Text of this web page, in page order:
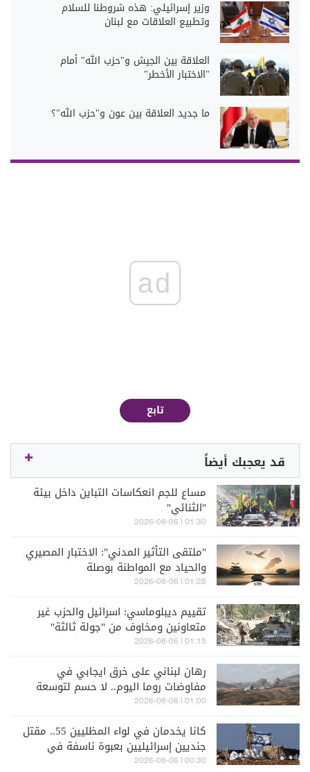
وزير إسرائيلي: هذه شروطنا للسلام
وتطبيع العلاقات مع لبنان
العلاقة بين الجيش و"حزب الله" أمام
"الاختبار الأخطر"
ما جديد العلاقة بين عون و"حزب الله"؟
ad
تابع
قد يعجبك أيضاً
مساع للجم انعكاسات التباين داخل بيئة
"الثنائي"
01:30 | 2026-08-06
"ملتقى التأثير المدني": الاختبار المصيري
والحياد مع المواطنة بوصلة
01:28 | 2026-08-06
تقييم ديبلوماسي: اسرائيل والحزب غير
متعاونين ومخاوف من "جولة ثالثة"
01:15 | 2026-08-06
رهان لبناني على خرق ايجابي في
مفاوضات روما اليوم.. لا حسم لتوسعة
المناطق النموذجية وآلية التحقق
01:00 | 2026-08-06
كانا يخدمان في لواء المظليين 55.. مقتل
جنديين إسرائيليين بعبوة ناسفة في
جنوب لبنان
00:30 | 2026-08-06